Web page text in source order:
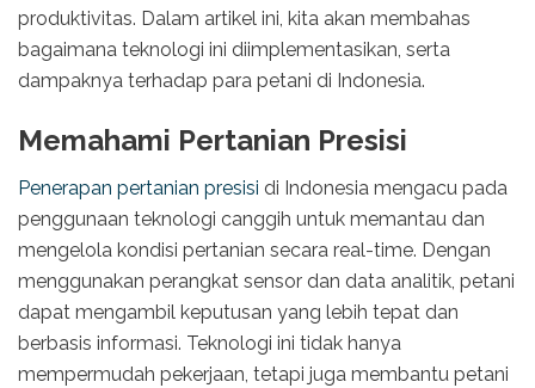
produktivitas. Dalam artikel ini, kita akan membahas
bagaimana teknologi ini diimplementasikan, serta
dampaknya terhadap para petani di Indonesia.
Memahami Pertanian Presisi
Penerapan pertanian presisi di Indonesia mengacu pada
penggunaan teknologi canggih untuk memantau dan
mengelola kondisi pertanian secara real-time. Dengan
menggunakan perangkat sensor dan data analitik, petani
dapat mengambil keputusan yang lebih tepat dan
berbasis informasi. Teknologi ini tidak hanya
mempermudah pekerjaan, tetapi juga membantu petani